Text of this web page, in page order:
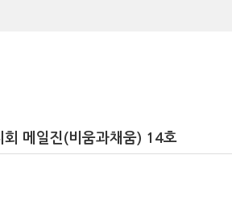
회 메일진(비움과채움) 14호